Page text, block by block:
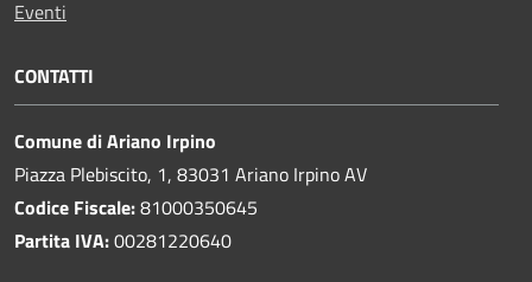
Eventi
CONTATTI
Comune di Ariano Irpino
Piazza Plebiscito, 1, 83031 Ariano Irpino AV
Codice Fiscale:81000350645
Partita IVA:00281220640